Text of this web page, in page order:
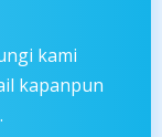
kami
kapanpun